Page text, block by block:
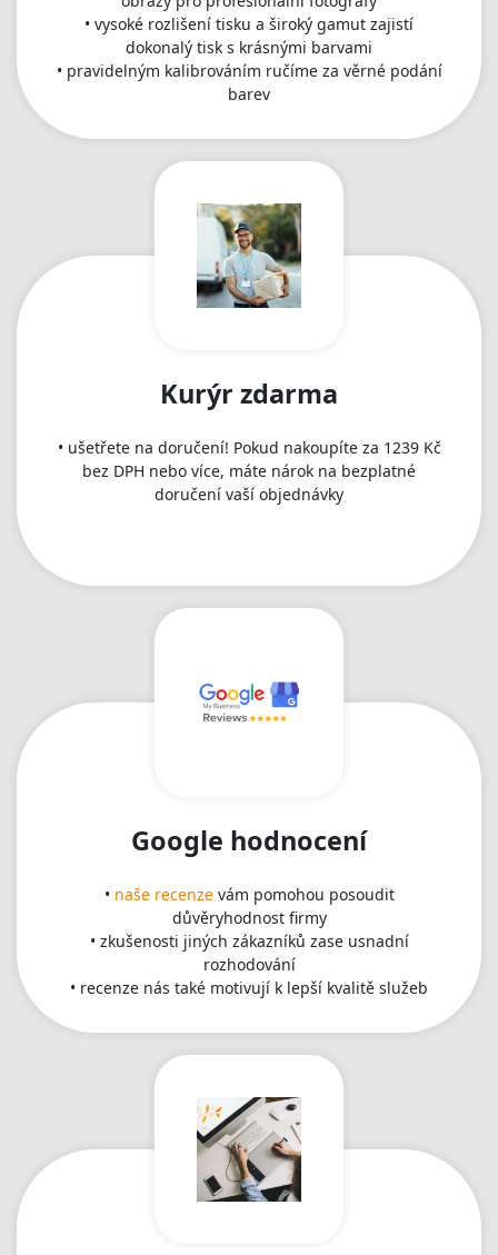
• vysoké rozlišení tisku a široký gamut zajistí
dokonalý tisk s krásnými barvami
• pravidelným kalibrováním ručíme za věrné podání
barev
Kurýr zdarma
• ušetřete na doručení! Pokud nakoupíte za 1239 Kč
bez DPH nebo více, máte nárok na bezplatné
doručení vaší objednávky
Google hodnocení
• naše recenzevám pomohou posoudit
důvěryhodnost firmy
• zkušenosti jiných zákazníků zase usnadní
rozhodování
• recenze nás také motivují k lepší kvalitě služeb